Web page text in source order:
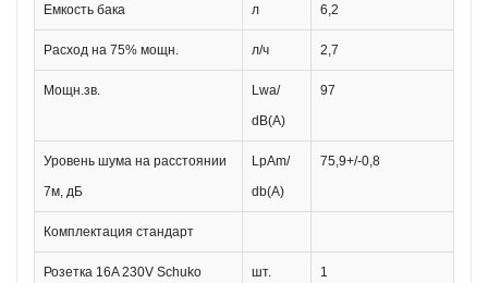
Емкость бака л 6,2
Расход на 75% мощн. л/ч 2,7
Мощн.зв.
Lwa/
dB(A)
97
Уровень шума на расстоянии
7м, дБ
LpAm/
db(A)
75,9+/-0,8
Комплектация стандарт
Розетка 16A 230V Schuko шт. 1